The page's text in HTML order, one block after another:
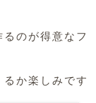
のが得意なフ
か楽しみです